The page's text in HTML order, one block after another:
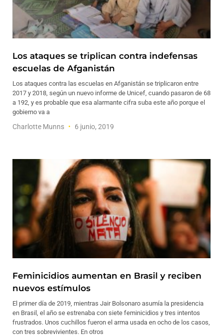
Los ataques se triplican contra indefensas
escuelas de Afganistán
Los ataques contra las escuelas en Afganistán se triplicaron entre
2017 y 2018, según un nuevo informe de Unicef, cuando pasaron de 68
a 192, y es probable que esa alarmante cifra suba este año porque el
gobierno va a
Charlotte Munns 6 junio, 2019
Feminicidios aumentan en Brasil y reciben
nuevos estímulos
El primer día de 2019, mientras Jair Bolsonaro asumía la presidencia
en Brasil, el año se estrenaba con siete feminicidios y tres intentos
frustrados. Unos cuchillos fueron el arma usada en ocho de los casos,
con tres sobrevivientes. En otros